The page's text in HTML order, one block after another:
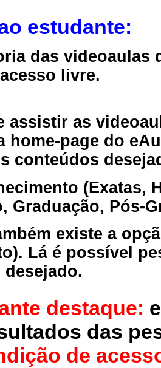
estudante:
das videoaulas
livre.
assistir as
home-page do
conteúdos
(Exatas,
Graduação, Pós-
existe a
Lá é possível
destaque:
das
de